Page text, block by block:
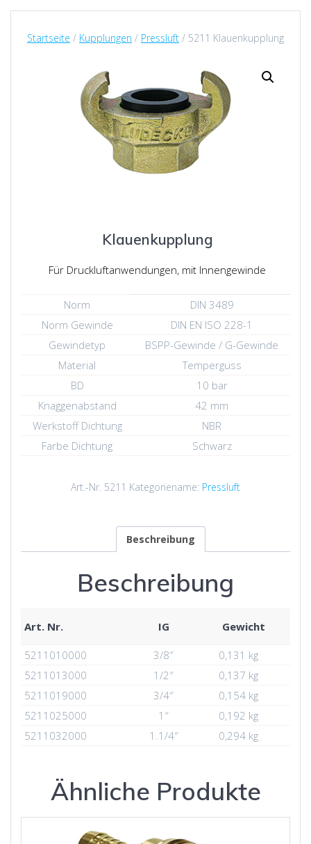
Startseite / Kupplungen / Pressluft / 5211 Klauenkupplung
Klauenkupplung
Für Druckluftanwendungen, mit Innengewinde
Norm
DIN 3489
Norm Gewinde
DIN EN ISO 228-1
Gewindetyp
BSPP-Gewinde / G-Gewinde
Material
Temperguss
BD
10 bar
Knaggenabstand
42 mm
Werkstoff Dichtung
NBR
Farbe Dichtung
Schwarz
Art.-Nr. 5211 Kategoriename: Pressluft
Beschreibung
Beschreibung
Art. Nr. IG Gewicht
5211010000 3/8″
0,131 kg
5211013000
1/2″
0,137 kg
5211019000
3/4″
0,154 kg
5211025000
1″
0,192 kg
5211032000
1.1/4″ 0,294 kg
Ähnliche Produkte